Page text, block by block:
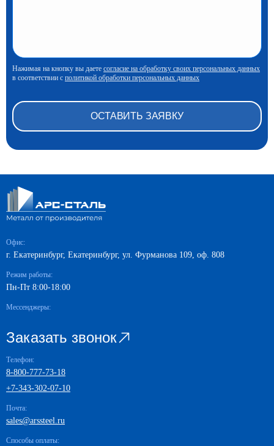
Нажимая на кнопку вы даете согласие на обработку своих персональных данных
в соответствии с политикой обработки персональных данных
Офис:
г. Екатеринбург, Екатеринбург, ул. Фурманова 109, оф. 808
Режим работы:
Пн-Пт 8:00-18:00
Мессенджеры:
Заказать звонок
Телефон:
8-800-777-73-18
+7-343-302-07-10
Почта:
sales@arssteel.ru
Способы оплаты: